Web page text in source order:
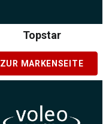
Topstar
ZUR MARKENSEITE